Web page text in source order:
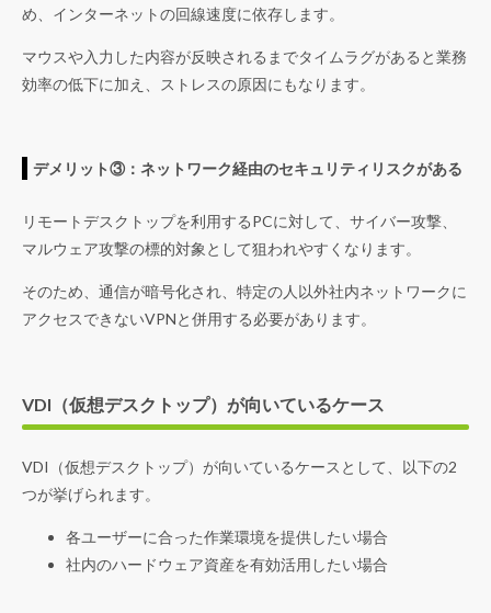
め、インターネットの回線速度に依存します。
マウスや入力した内容が反映されるまでタイムラグがあると業務
効率の低下に加え、ストレスの原因にもなります。
デメリット③：ネットワーク経由のセキュリティリスクがある
リモートデスクトップを利用するPCに対して、サイバー攻撃、
マルウェア攻撃の標的対象として狙われやすくなります。
そのため、通信が暗号化され、特定の人以外社内ネットワークに
アクセスできないVPNと併用する必要があります。
VDI（仮想デスクトップ）が向いているケース
VDI（仮想デスクトップ）が向いているケースとして、以下の2
つが挙げられます。
各ユーザーに合った作業環境を提供したい場合
社内のハードウェア資産を有効活用したい場合